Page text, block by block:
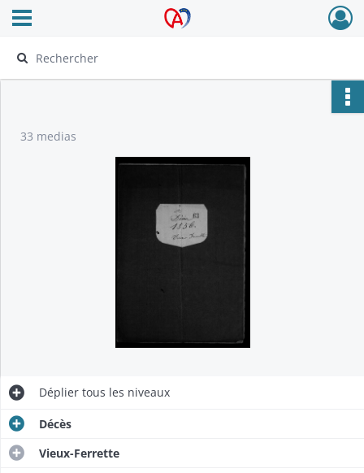
Archives Alsace - Colmar
Ouvrir le menu déroulant
33 medias
Déplier tous les niveaux
Décès
Vieux-Ferrette